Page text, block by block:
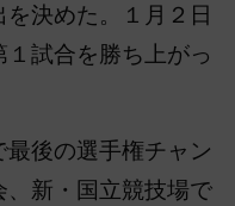
決めた。１月２日
試合を勝ち上がっ
後の選手権チャン
、新・国立競技場で